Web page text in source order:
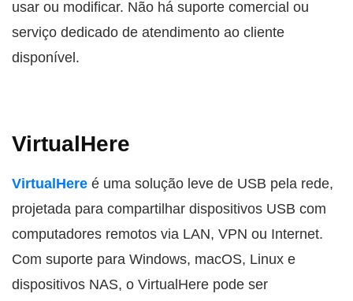
usar ou modificar. Não há suporte comercial ou
serviço dedicado de atendimento ao cliente
disponível.
VirtualHere
VirtualHere é uma solução leve de USB pela rede,
projetada para compartilhar dispositivos USB com
computadores remotos via LAN, VPN ou Internet.
Com suporte para Windows, macOS, Linux e
dispositivos NAS, o VirtualHere pode ser